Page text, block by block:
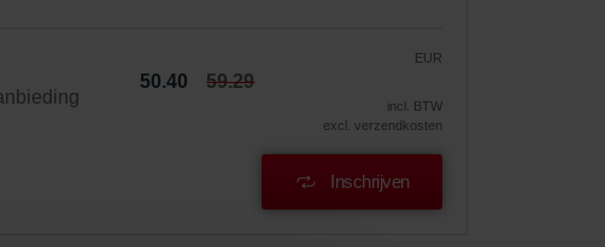
EUR
50.40 59.29
incl. BTW
excl. verzendkosten
Inschrijven